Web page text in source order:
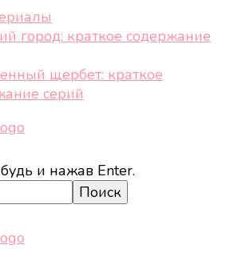
город: краткое содержание
щербет: краткое
серий
и кино, а также трендах,
жизни, спорте, стиле, отдыхе и
и нажав Enter.